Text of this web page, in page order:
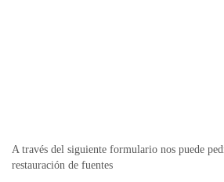
A través del siguiente formulario nos puede
restauración de fuentes